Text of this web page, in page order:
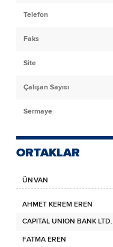
Telefon
Faks
Site
Çalışan Sayısı
Sermaye
ORTAKLAR
ÜNVAN
AHMET KEREM EREN
CAPITAL UNION BANK LTD.
FATMA EREN